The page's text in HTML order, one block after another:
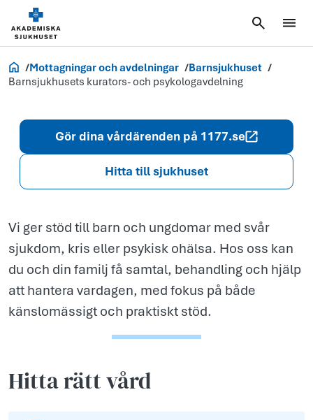
Akademiska.se
Mottagningar och avdelningar
Barnsjukhuset
Barnsjukhusets kurators- och psykologavdelning
kurators- och
Gör dina vårdärenden på 1177.se
Hitta till sjukhuset
Vi ger stöd till barn och ungdomar med svår
sjukdom, kris eller psykisk ohälsa. Hos oss kan
du och din familj få samtal, behandling och hjälp
att hantera vardagen, med fokus på både
känslomässigt och praktiskt stöd.
Hitta rätt vård